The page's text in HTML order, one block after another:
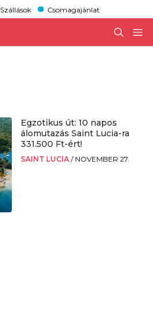
Szállások Csomagajánlat
Egzotikus út: 10 napos
álomutazás Saint Lucia-ra
331.500 Ft-ért!
SAINT LUCIA / NOVEMBER 27.